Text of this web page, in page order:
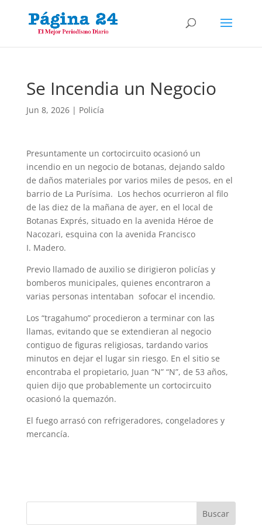
Se Incendia un Negocio
Jun 8, 2026| Policía
Presuntamente un cortocircuito ocasionó un
incendio en un negocio de botanas, dejando saldo
de daños materiales por varios miles de pesos, en el
barrio de La Purísima. Los hechos ocurrieron al filo
de las diez de la mañana de ayer, en el local de
Botanas Exprés, situado en la avenida Héroe de
Nacozari, esquina con la avenida Francisco
I. Madero.
Previo llamado de auxilio se dirigieron policías y
bomberos municipales, quienes encontraron a
varias personas intentaban sofocar el incendio.
Los “tragahumo” procedieron a terminar con las
llamas, evitando que se extendieran al negocio
contiguo de figuras religiosas, tardando varios
minutos en dejar el lugar sin riesgo. En el sitio se
encontraba el propietario, Juan “N” “N”, de 53 años,
quien dijo que probablemente un cortocircuito
ocasionó la quemazón.
El fuego arrasó con refrigeradores, congeladores y
mercancía.
Buscar